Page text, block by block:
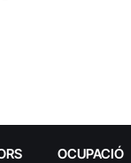
OCUPACIÓ